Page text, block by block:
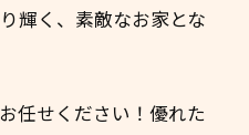
輝く、素敵なお家とな
任せください！優れた